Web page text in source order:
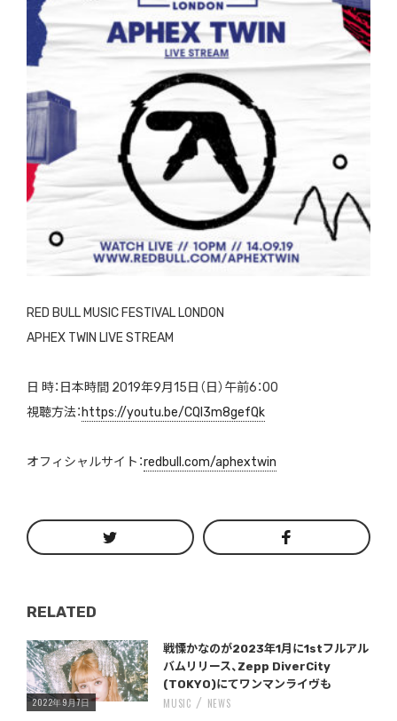
RED BULL MUSIC FESTIVAL LONDON
APHEX TWIN LIVE STREAM
日 時：日本時間 2019年9月15日（日）午前6：00
視聴方法： https://youtu.be/CQI3m8gefQk
オフィシャルサイト：redbull.com/aphextwin
RELATED
Warning : Undefined variable $post_id in
/home/storywriter/storywriter.tokyo/public_html/wp-content/themes/StoryWriter/single.phpon line242
戦慄かなのが2023年1月に1stフルアル
バムリリース、Zepp DiverCity
(TOKYO)にてワンマンライヴも
2022年9月7日
MUSIC NEWS